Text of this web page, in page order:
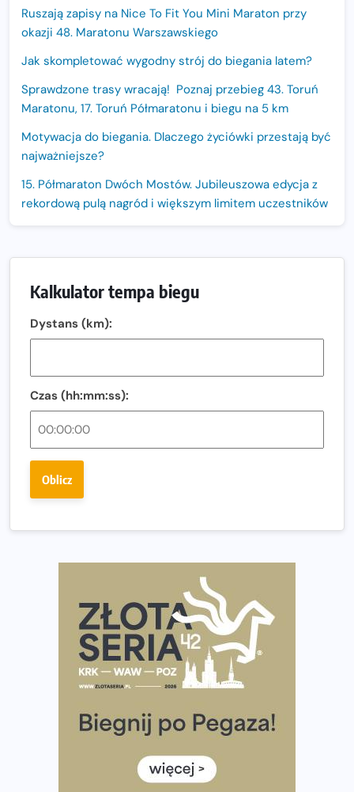
Ruszają zapisy na Nice To Fit You Mini Maraton przy
okazji 48. Maratonu Warszawskiego
Jak skompletować wygodny strój do biegania latem?
Sprawdzone trasy wracają! Poznaj przebieg 43. Toruń
Maratonu, 17. Toruń Półmaratonu i biegu na 5 km
Motywacja do biegania. Dlaczego życiówki przestają być
najważniejsze?
15. Półmaraton Dwóch Mostów. Jubileuszowa edycja z
rekordową pulą nagród i większym limitem uczestników
Oficjalna koszulka LOTTO 25. Poznań Maratonu!
Amazfit Balance 3: Kompleksowe narzędzie dla biegacza
Regeneracja w bieganiu. Co warto o niej wiedzieć?
Ostatnie wolne miejsca na jubileuszowy Bieg
Fabrykanta. Organizatorzy odkrywają trasę dzień po
wybiera wyzwanie trzech największych maratonów w
Praska 5k Run gospodarzem Mistrzostw Polski
Największy Bieg Powstania Warszawskiego w historii.
Ponad 12 tysięcy uczestników pobiegło dla Bohaterów!
Tętno vs tempo – czym kierować się w bieganiu?
Co ma dużo białka? Produkty, które warto włączyć do
Rozbiegany Olsztyn szykuje się na weekend z
Już w tę sobotę 35. Bieg Powstania Warszawskiego.
Wystartuje rekordowa liczba uczestników
35. Bieg Powstania Warszawskiego – praktyczny
Kalkulator tempa biegu
Dystans (km):
Czas (hh:mm:ss):
Oblicz